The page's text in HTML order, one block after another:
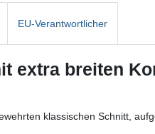
EU-Verantwortlicher
extra breiten
klassischen Schnitt,